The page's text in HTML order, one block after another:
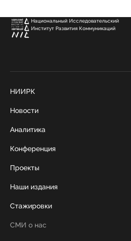
Национальный Исследовательский
Институт Развития Коммуникаций
НИИРК
Новости
Аналитика
Конференция
Проекты
Наши издания
Стажировки
СМИ о нас